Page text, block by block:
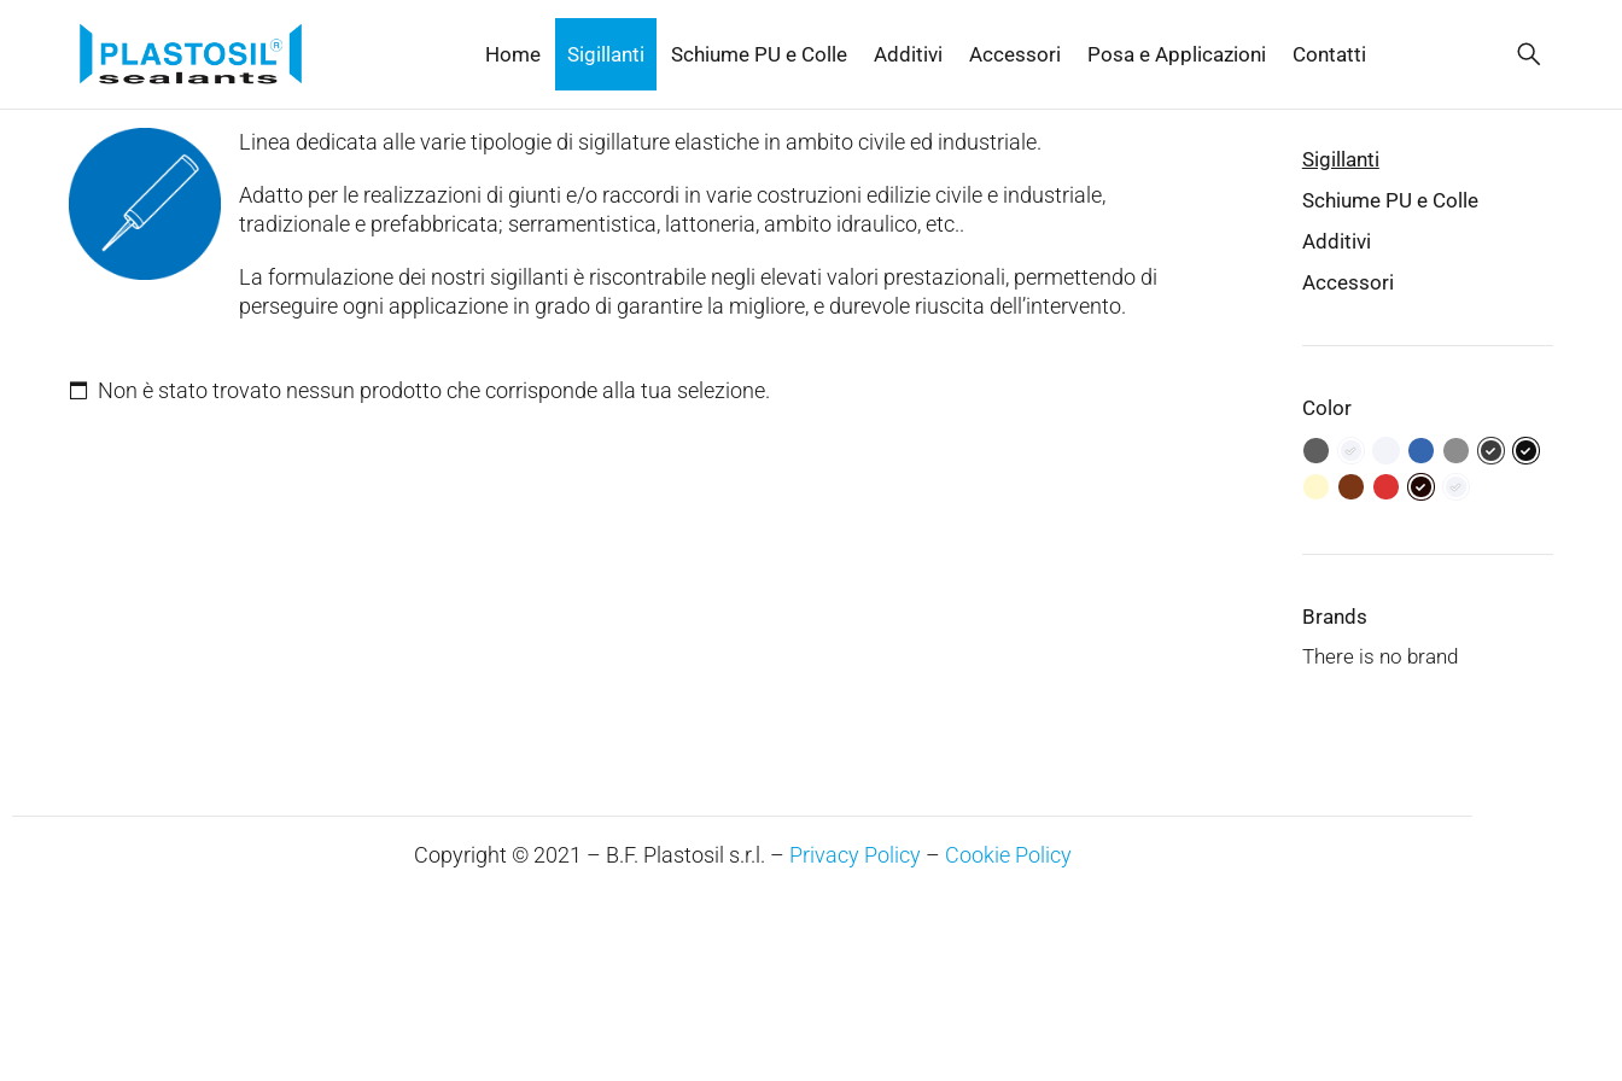
Home Sigillanti Schiume PU e Colle Additivi Accessori Posa e Applicazioni Contatti
Linea dedicata alle varie tipologie di sigillature elastiche in ambito civile ed industriale.
Adatto per le realizzazioni di giunti e/o raccordi in varie costruzioni edilizie civile e industriale,
tradizionale e prefabbricata; serramentistica, lattoneria, ambito idraulico, etc..
La formulazione dei nostri sigillanti è riscontrabile negli elevati valori prestazionali, permettendo di
perseguire ogni applicazione in grado di garantire la migliore, e durevole riuscita dell’intervento.
Non è stato trovato nessun prodotto che corrisponde alla tua selezione.
Sigillanti
Schiume PU e Colle
Additivi
Accessori
Color
Brands
There is no brand
Copyright © 2021 – B.F. Plastosil s.r.l. – Privacy Policy– Cookie Policy